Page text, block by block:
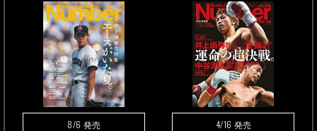
8/6 発売 4/16 発売